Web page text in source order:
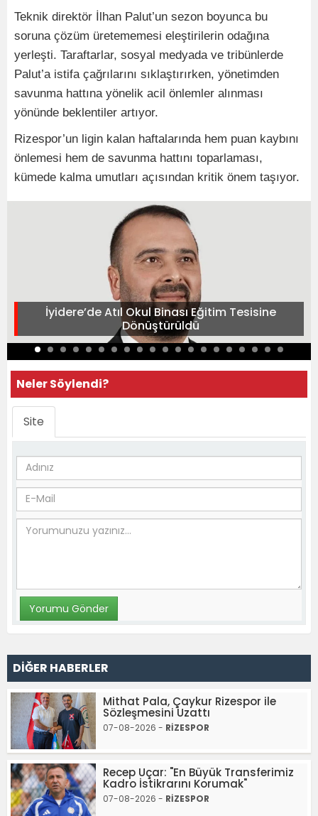
Teknik direktör İlhan Palut’un sezon boyunca bu
soruna çözüm üretememesi eleştirilerin odağına
yerleşti. Taraftarlar, sosyal medyada ve tribünlerde
Palut’a istifa çağrılarını sıklaştırırken, yönetimden
savunma hattına yönelik acil önlemler alınması
yönünde beklentiler artıyor.
Rizespor’un ligin kalan haftalarında hem puan kaybını
önlemesi hem de savunma hattını toparlaması,
kümede kalma umutları açısından kritik önem taşıyor.
İyidere’de Atıl Okul Binası Eğitim Tesisine
Dönüştürüldü
Neler Söylendi?
Site
DİĞER HABERLER
Mithat Pala, Çaykur Rizespor ile
Sözleşmesini Uzattı
07-08-2026 - RİZESPOR
Recep Uçar: "En Büyük Transferimiz
Kadro İstikrarını Korumak"
07-08-2026 - RİZESPOR